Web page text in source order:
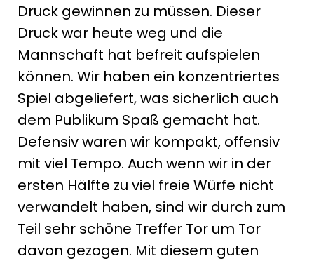
Druck gewinnen zu müssen. Dieser
Druck war heute weg und die
Mannschaft hat befreit aufspielen
können. Wir haben ein konzentriertes
Spiel abgeliefert, was sicherlich auch
dem Publikum Spaß gemacht hat.
Defensiv waren wir kompakt, offensiv
mit viel Tempo. Auch wenn wir in der
ersten Hälfte zu viel freie Würfe nicht
verwandelt haben, sind wir durch zum
Teil sehr schöne Treffer Tor um Tor
davon gezogen. Mit diesem guten